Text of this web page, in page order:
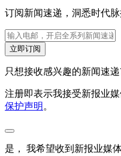
订阅新闻速递，洞悉时代脉
立即订阅
只想接收感兴趣的新闻速递
注册即表示我接受新报业
保护声明 。
是， 我希望收到新报业媒